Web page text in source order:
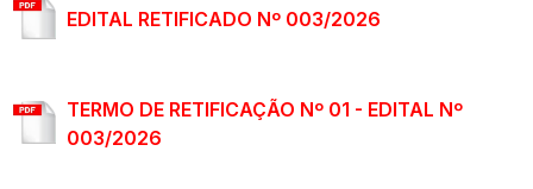
EDITAL RETIFICADO Nº 003/2026
TERMO DE RETIFICAÇÃO Nº 01 - EDITAL Nº
003/2026